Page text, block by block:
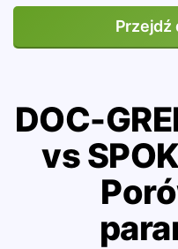
Przejdź
DOC-
vs